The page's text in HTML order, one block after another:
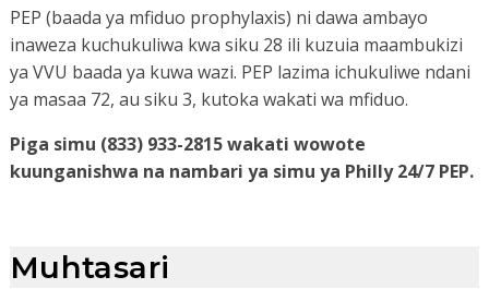
PEP (baada ya mfiduo prophylaxis) ni dawa ambayo
inaweza kuchukuliwa kwa siku 28 ili kuzuia maambukizi
ya VVU baada ya kuwa wazi. PEP lazima ichukuliwe ndani
ya masaa 72, au siku 3, kutoka wakati wa mfiduo.
Piga simu (833) 933-2815 wakati wowote
kuunganishwa na nambari ya simu ya Philly 24/7 PEP.
Muhtasari